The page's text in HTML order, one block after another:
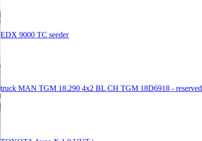
EDX 9000 TC seeder
truck MAN TGM 18.290 4x2 BL CH TGM 18D6918 - reserved